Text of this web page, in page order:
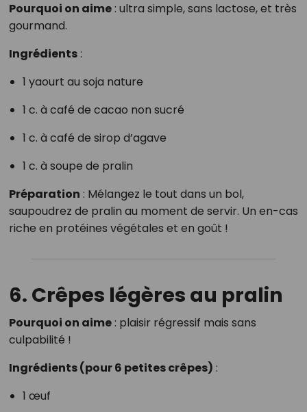
Pourquoi on aime: ultra simple, sans lactose, et très
gourmand.
Ingrédients:
1 yaourt au soja nature
1 c. à café de cacao non sucré
1 c. à café de sirop d’agave
1 c. à soupe de pralin
Préparation : Mélangez le tout dans un bol,
saupoudrez de pralin au moment de servir. Un en-cas
riche en protéines végétales et en goût !
6. Crêpes légères au pralin
Pourquoi on aime: plaisir régressif mais sans
culpabilité !
Ingrédients (pour 6 petites crêpes) :
1 œuf